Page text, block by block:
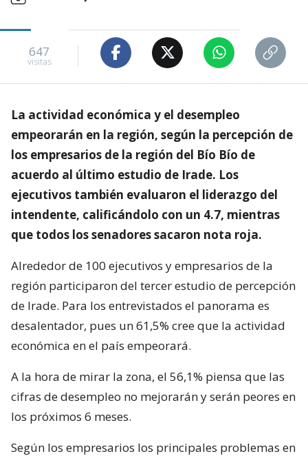
647
visitas
La actividad económica y el desempleo
empeorarán en la región, según la percepción de
los empresarios de la región del Bío Bío de
acuerdo al último estudio de Irade. Los
ejecutivos también evaluaron el liderazgo del
intendente, calificándolo con un 4.7, mientras
que todos los senadores sacaron nota roja.
Alrededor de 100 ejecutivos y empresarios de la
región participaron del tercer estudio de percepción
de Irade. Para los entrevistados el panorama es
desalentador, pues un 61,5% cree que la actividad
económica en el país empeorará.
A la hora de mirar la zona, el 56,1% piensa que las
cifras de desempleo no mejorarán y serán peores en
los próximos 6 meses.
Según los empresarios los principales problemas en